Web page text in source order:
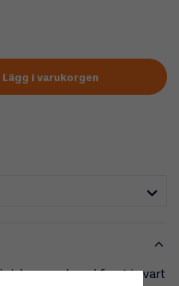
Lägg i varukorgen
med front i svart